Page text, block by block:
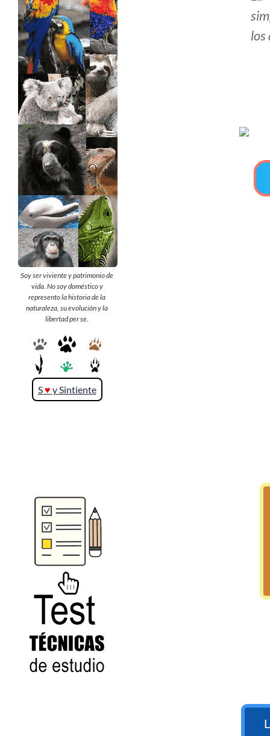
>> Ingresar YA a este tutorial
Estructuras de Datos II
[Ingresar]
Ver/Ocultar temario
Axiomatización Ξ Tablas de decisión
Ξ Polinomios como listas ligadas Ξ
Pilas como lista ligada Ξ Colas
como lista ligada Ξ Arreglos en
memoria Ξ Matrices dispersas en
vector y lista ligada Ξ Árboles
binarios Ξ Árboles AVL Ξ Grafos Ξ
Tratamiento de archivos.
>> Ingresar YA a este tutorial
Matemáticas Básicas y
Ver/Ocultar temario
La numeración Ξ Los números Ξ El
numeral 0 y 1 Ξ Los números
naturales (N) Ξ Operaciones con
naturales Ξ Los números enteros (Z)
Ξ Operaciones con enteros Ξ Los
números racionales (Q) Ξ
Operaciones con racionales Ξ Los
números irracionales (Q') Ξ
Operaciones con irracionales Ξ
los
Soy ser viviente y patrimonio de
vida. No soy doméstico y
represento la historia de la
naturaleza, su evolución y la
libertad per se.
S♥ y Sintiente